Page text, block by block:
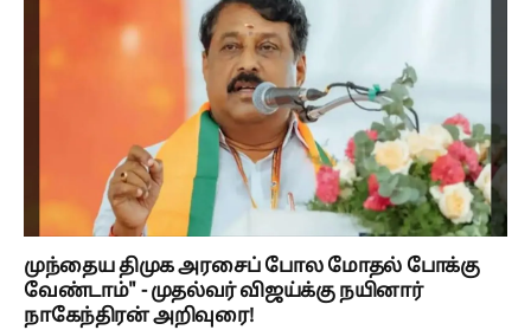
முந்தைய திமுக அரசைப் போல மோதல் போக்கு
வேண்டாம்" - முதல்வர் விஜய்க்கு நயினார்
நாகேந்திரன் அறிவுரை!